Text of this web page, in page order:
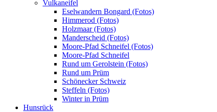
Vulkaneifel
Eselwandern Bongard (Fotos)
Himmerod (Fotos)
Holzmaar (Fotos)
Manderscheid (Fotos)
Moore-Pfad Schneifel (Fotos)
Moore-Pfad Schneifel
Rund um Gerolstein (Fotos)
Rund um Prüm
Schönecker Schweiz
Steffeln (Fotos)
Winter in Prüm
Hunsrück